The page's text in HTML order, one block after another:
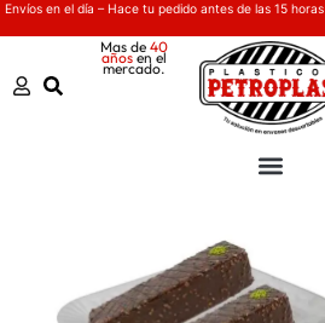
Envíos en el día – Hace tu pedido antes de las 15 horas
Mas de 40
añosen el
mercado.